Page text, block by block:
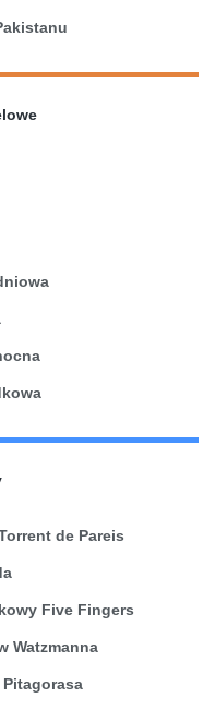
de Pareis
Five Fingers
Watzmanna